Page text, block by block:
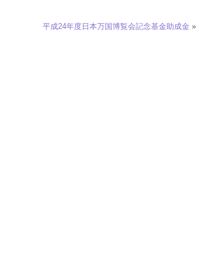
平成24年度日本万国博覧会記念基金助成金 »